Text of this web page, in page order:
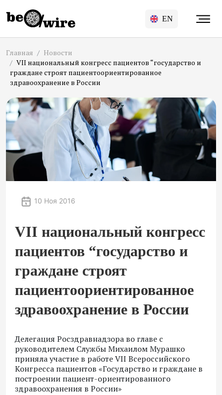
EN
Главная
Новости
VII национальный конгресс пациентов “государство и
граждане строят пациентоориентированное
здравоохранение в России
10 Ноя 2016
VII национальный конгресс
пациентов “государство и
граждане строят
пациентоориентированное
здравоохранение в России
Делегация Росздравнадзора во главе с
руководителем Службы Михаилом Мурашко
приняла участие в работе VII Всероссийского
Конгресса пациентов «Государство и граждане в
построении пациент-ориентированного
здравоохранения в России»